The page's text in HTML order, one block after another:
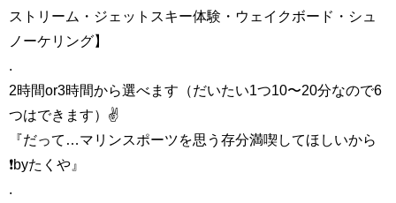
ストリーム・ジェットスキー体験・ウェイクボード・シュ
ノーケリング】
.
2時間or3時間から選べます（だいたい1つ10〜20分なので6
つはできます）✌️
『だって…マリンスポーツを思う存分満喫してほしいから
❗️byたくや』
.